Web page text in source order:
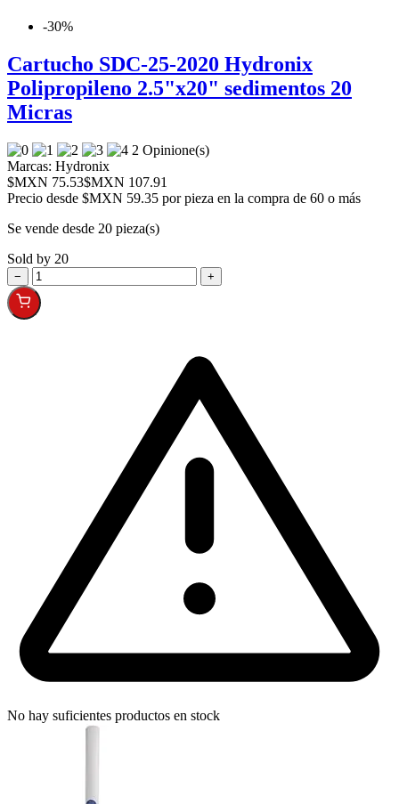
-30%
Cartucho SDC-25-2020 Hydronix
Polipropileno 2.5"x20" sedimentos 20
Micras
2 Opinione(s)
Marcas: Hydronix
$MXN 75.53$MXN 107.91
Precio desde $MXN 59.35 por pieza en la compra de 60 o más
Se vende desde 20 pieza(s)
Sold by 20
− +
No hay suficientes productos en stock